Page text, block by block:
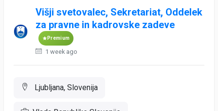
Višji svetovalec, Sekretariat, Oddelek
za pravne in kadrovske zadeve
Premium
1 week ago
Ljubljana, Slovenija